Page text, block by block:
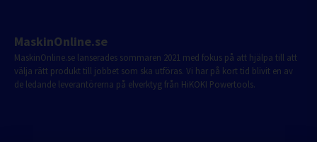
MaskinOnline.se
MaskinOnline.se lanserades sommaren 2021 med fokus på att hjälpa till att
välja rätt produkt till jobbet som ska utföras. Vi har på kort tid blivit en av
de ledande leverantörerna på elverktyg från HiKOKI Powertools.